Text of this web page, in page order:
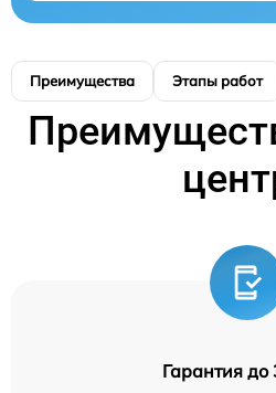
Преимущества Этапы работ
Гарантия до